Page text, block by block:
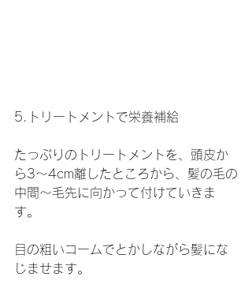
5.トリートメントで栄養補給
たっぷりのトリートメントを、頭皮か
ら3〜4cm離したところから、髪の毛の
中間〜毛先に向かって付けていきま
す。
目の粗いコームでとかしながら髪にな
じませます。